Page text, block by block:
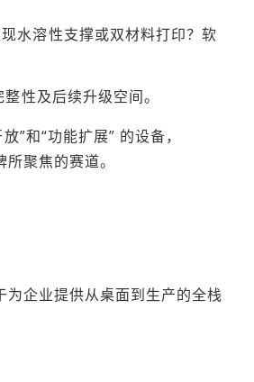
水溶性支撑或双材料打印？软
性及后续升级空间。
”和“功能扩展” 的设备，
聚焦的赛道。
企业提供从桌面到生产的全栈